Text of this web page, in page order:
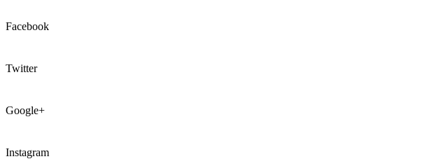
Facebook
Twitter
Google+
Instagram